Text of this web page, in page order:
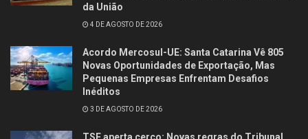
da União
4 DE AGOSTO DE 2026
Acordo Mercosul-UE: Santa Catarina Vê 805
Novas Oportunidades de Exportação, Mas
Pequenas Empresas Enfrentam Desafios
Inéditos
3 DE AGOSTO DE 2026